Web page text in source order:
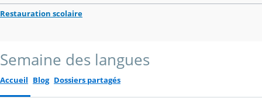
Restauration scolaire
Semaine des langues
Accueil Blog Dossiers partagés